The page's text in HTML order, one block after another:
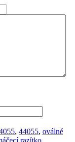
, 44055, oválné
razítko,